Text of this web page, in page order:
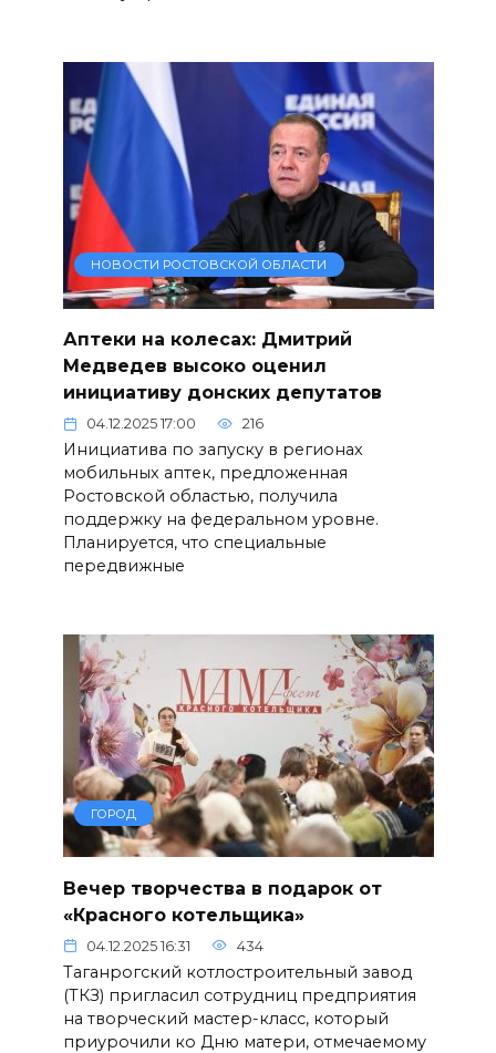
НОВОСТИ РОСТОВСКОЙ ОБЛАСТИ
Аптеки на колесах: Дмитрий
Медведев высоко оценил
инициативу донских депутатов
04.12.2025 17:00 216
Инициатива по запуску в регионах
мобильных аптек, предложенная
Ростовской областью, получила
поддержку на федеральном уровне.
Планируется, что специальные
передвижные
ГОРОД
Вечер творчества в подарок от
«Красного котельщика»
04.12.2025 16:31 434
Таганрогский котлостроительный завод
(ТКЗ) пригласил сотрудниц предприятия
на творческий мастер-класс, который
приурочили ко Дню матери, отмечаемому